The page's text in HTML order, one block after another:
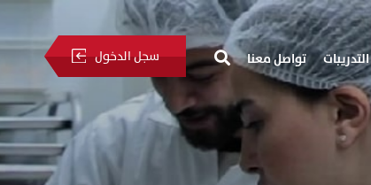
سجل الدخول التدريبات تواصل معنا